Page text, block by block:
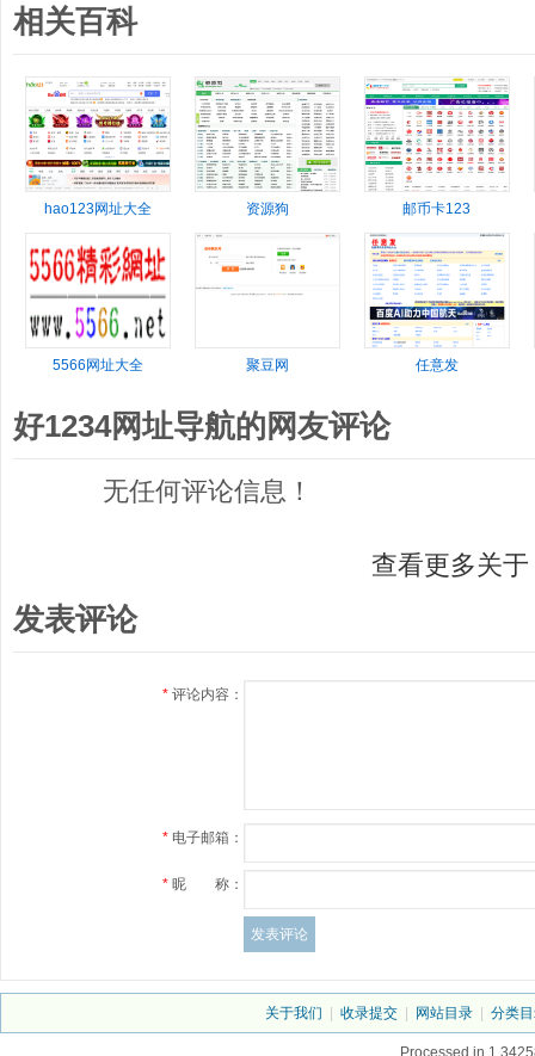
相关百科
hao123网址大全 资源狗 邮币卡123
5566网址大全 聚豆网 任意发
好1234网址导航的网友评论
无任何评论信息！
查看更多关
发表评论
* 评论内容：
* 电子邮箱：
* 昵 称：
关于我们 收录提交 网站目录 分类
Processed in